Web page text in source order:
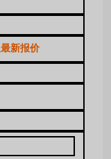
新报价